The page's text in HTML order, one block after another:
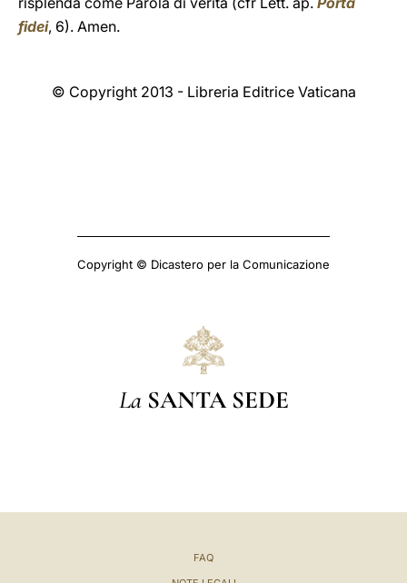
fidei, 6). Amen.
© Copyright 2013 - Libreria Editrice Vaticana
Copyright © Dicastero per la Comunicazione
La SANTA SEDE
FAQ